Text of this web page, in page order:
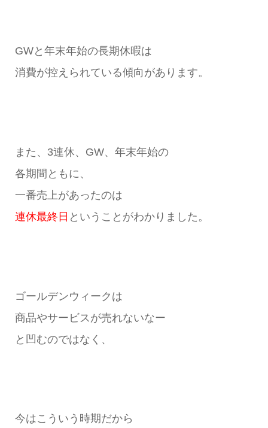
GWと年末年始の長期休暇は
消費が控えられている傾向があります。
また、3連休、GW、年末年始の
各期間ともに、
一番売上があったのは
連休最終日 ということがわかりました。
ゴールデンウィークは
商品やサービスが売れないなー
と凹むのではなく、
今はこういう時期だから